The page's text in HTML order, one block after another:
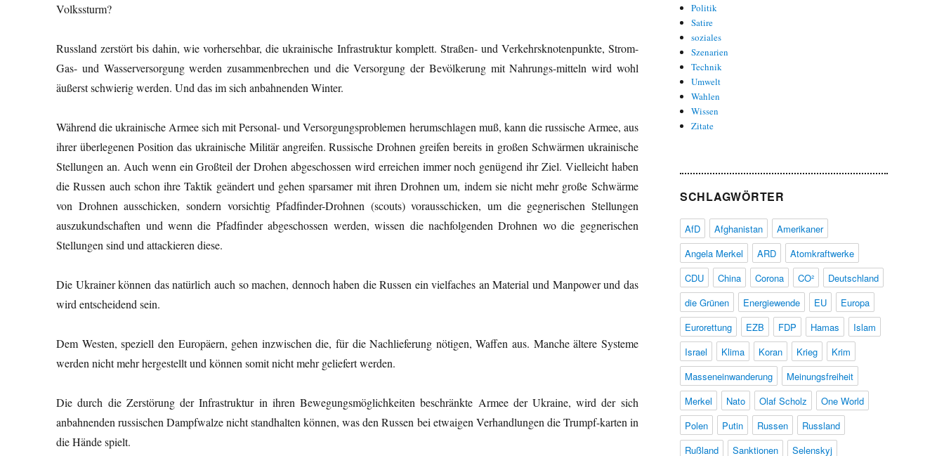
Volkssturm?
Russland zerstört bis dahin, wie vorhersehbar, die ukrainische Infrastruktur komplett. Straßen- und Verkehrsknotenpunkte, Strom-
Gas- und Wasserversorgung werden zusammenbrechen und die Versorgung der Bevölkerung mit Nahrungs-mitteln wird wohl
äußerst schwierig werden. Und das im sich anbahnenden Winter.
Während die ukrainische Armee sich mit Personal- und Versorgungsproblemen herumschlagen muß, kann die russische Armee, aus
ihrer überlegenen Position das ukrainische Militär angreifen. Russische Drohnen greifen bereits in großen Schwärmen ukrainische
Stellungen an. Auch wenn ein Großteil der Drohen abgeschossen wird erreichen immer noch genügend ihr Ziel. Vielleicht haben
die Russen auch schon ihre Taktik geändert und gehen sparsamer mit ihren Drohnen um, indem sie nicht mehr große Schwärme
von Drohnen ausschicken, sondern vorsichtig Pfadfinder-Drohnen (scouts) vorausschicken, um die gegnerischen Stellungen
auszukundschaften und wenn die Pfadfinder abgeschossen werden, wissen die nachfolgenden Drohnen wo die gegnerischen
Stellungen sind und attackieren diese.
Die Ukrainer können das natürlich auch so machen, dennoch haben die Russen ein vielfaches an Material und Manpower und das
wird entscheidend sein.
Dem Westen, speziell den Europäern, gehen inzwischen die, für die Nachlieferung nötigen, Waffen aus. Manche ältere Systeme
werden nicht mehr hergestellt und können somit nicht mehr geliefert werden.
Die durch die Zerstörung der Infrastruktur in ihren Bewegungsmöglichkeiten beschränkte Armee der Ukraine, wird der sich
anbahnenden russischen Dampfwalze nicht standhalten können, was den Russen bei etwaigen Verhandlungen die Trumpf-karten in
die Hände spielt.
Politik
Satire
soziales
Szenarien
Technik
Umwelt
Wahlen
Wissen
Zitate
SCHLAGWÖRTER
AfD Afghanistan
Amerikaner
Angela Merkel
ARD
Atomkraftwerke
CDU
China Corona CO²
Deutschland
die Grünen
Energiewende EU
Europa
Eurorettung
EZB FDP Hamas
Islam
Israel
Klima Koran Krieg
Krim
Masseneinwanderung
Meinungsfreiheit
Merkel
Nato Olaf Scholz
One World
Polen
Putin Russen
Russland
Rußland
Sanktionen
Selenskyj